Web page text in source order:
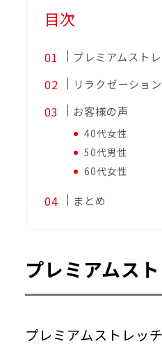
目次
プレミアムスト
リラクゼーショ
お客様の声
40代女性
50代男性
60代女性
まとめ
プレミアムス
プレミアムストレッ